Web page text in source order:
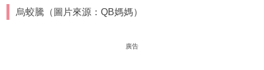
烏蛟騰（圖片來源：QB媽媽）
廣告